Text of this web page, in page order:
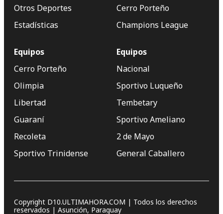
Otros Deportes
Estadísticas
Cerro Porteño
Champions League
Equipos
Cerro Porteño
Olimpia
Libertad
Guaraní
Recoleta
Sportivo Trinidense
Equipos
Nacional
Sportivo Luqueño
Tembetary
Sportivo Ameliano
2 de Mayo
General Caballero
Copyright D10.ULTIMAHORA.COM | Todos los derechos
reservados | Asunción, Paraguay